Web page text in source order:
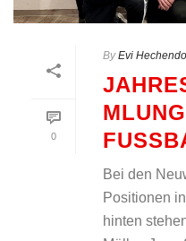
0
By Evi
Bei den
Positionen
hinten